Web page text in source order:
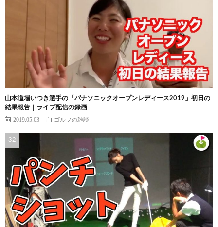
山本道場いつき選手の「パナソニックオープンレディース2019」初日の
結果報告｜ライブ配信の録画
2019.05.03 ゴルフの雑談